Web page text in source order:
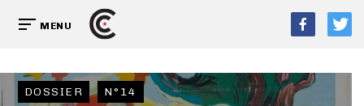
MENU
DOSSIER N°14